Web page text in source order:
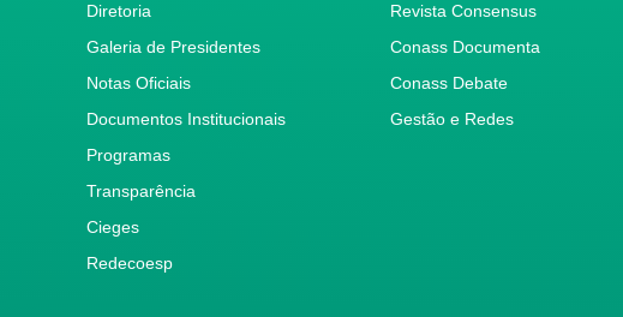
Diretoria
Galeria de Presidentes
Notas Oficiais
Documentos Institucionais
Programas
Transparência
Cieges
Redecoesp
Revista Consensus
Conass Documenta
Conass Debate
Gestão e Redes